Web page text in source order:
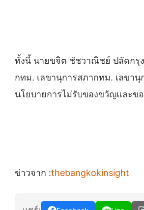
ทั้งนี้ นายขจิต ชัชวาณิชย์ ปลัดกรุ
กทม. เลขานุการสภากทม. เลขา
นโยบายการไม่รับของขวัญและข
ข่าวจาก :thebangkokinsight